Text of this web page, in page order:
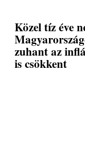
Közel tíz éve
zuhant az
is csökkent